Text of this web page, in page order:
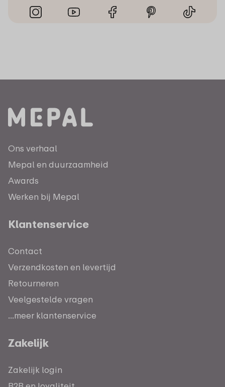
Ons verhaal
Mepal en duurzaamheid
Awards
Werken bij Mepal
Klantenservice
Contact
Verzendkosten en levertijd
Retourneren
Veelgestelde vragen
...meer klantenservice
Zakelijk
Zakelijk login